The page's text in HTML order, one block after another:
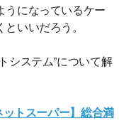
うになっているケー
いいだろう。
システム”について解
トスーパー】総合満